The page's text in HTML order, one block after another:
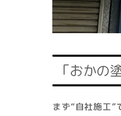
「おかの
まず“自社施工”